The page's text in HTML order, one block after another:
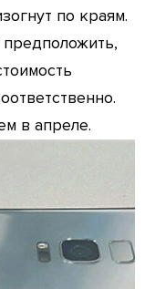
по краям.
в апреле.